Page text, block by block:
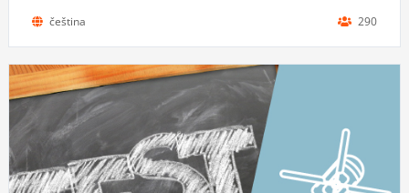
čeština 290